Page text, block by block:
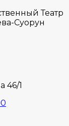
Театр
Суорун
46/1